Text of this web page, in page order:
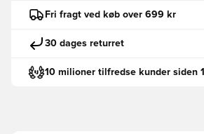
Fri fragt ved køb over 699 kr
30 dages returret
10 milioner tilfredse kunder siden